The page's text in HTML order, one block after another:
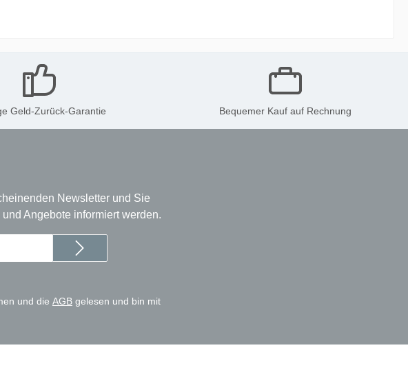
Geld-Zurück-Garantie Bequemer Kauf auf Rechnung
Newsletter und Sie
Angebote informiert werden.
und die AGB gelesen und bin mit